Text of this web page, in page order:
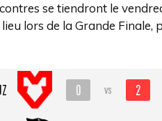
se tiendront le
lors de la Grande
0 vs 2